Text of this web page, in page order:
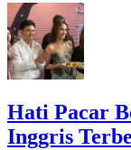
Hati Pacar
Inggris